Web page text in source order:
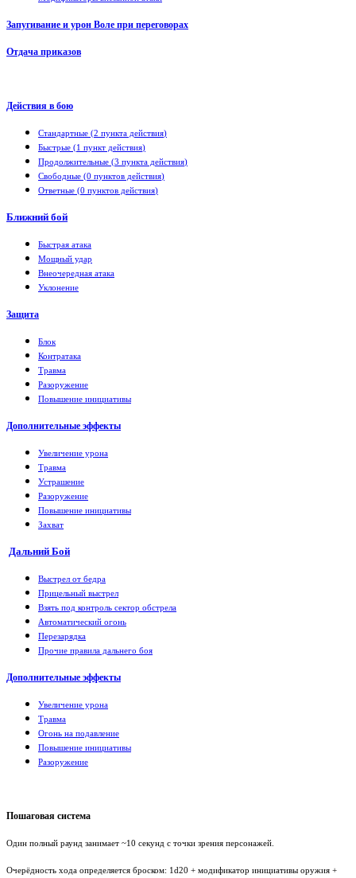
Запугивание и урон Воле при переговорах
Отдача приказов
Действия в бою
Стандартные (2 пункта действия)
Быстрые (1 пункт действия)
Продолжительные (3 пункта действия)
Свободные (0 пунктов действия)
Ответные (0 пунктов действия)
Ближний бой
Быстрая атака
Мощный удар
Внеочередная атака
Уклонение
Защита
Блок
Контратака
Травма
Разоружение
Повышение инициативы
Дополнительные эффекты
Увеличение урона
Травма
Устрашение
Разоружение
Повышение инициативы
Захват
Дальний Бой
Выстрел от бедра
Прицельный выстрел
Взять под контроль сектор обстрела
Автоматический огонь
Перезарядка
Прочие правила дальнего боя
Дополнительные эффекты
Увеличение урона
Травма
Огонь на подавление
Повышение инициативы
Разоружение
Пошаговая система
Один полный раунд занимает ~10 секунд с точки зрения персонажей.
Очерёдность хода определяется броском: 1 d20 + модификатор инициативы оружия +